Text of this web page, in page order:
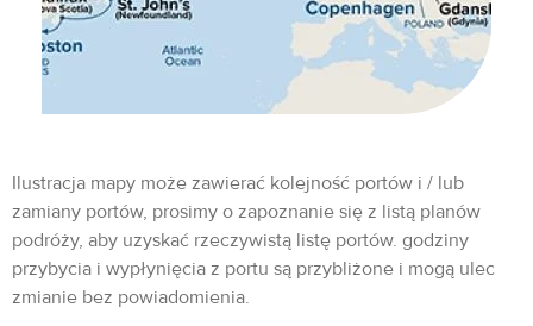
Ilustracja mapy może zawierać kolejność portów i / lub
zamiany portów, prosimy o zapoznanie się z listą planów
podróży, aby uzyskać rzeczywistą listę portów. godziny
przybycia i wypłynięcia z portu są przybliżone i mogą ulec
zmianie bez powiadomienia.